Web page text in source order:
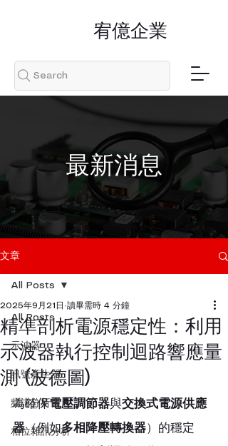
​宥億企業
Search
​最新消息
文章
All Posts
示波器
訊號產生器
頻譜分析儀
相位雜訊分析
All Posts
精準剖析電源穩定性：利用
示波器執行控制迴路響應量
測 (波德圖)
2025年9月21日 讀畢需時 4 分鐘
為確保電壓調節器與交換式電源供應
器（例如多相降壓轉換器）的穩定